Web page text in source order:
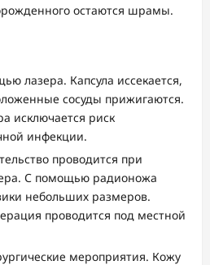
остаются шрамы.
лазера. Капсула иссекается,
сосуды прижигаются.
исключается риск
инфекции.
проводится при
С помощью радионожа
небольших размеров.
проводится под местной
мероприятия. Кожу